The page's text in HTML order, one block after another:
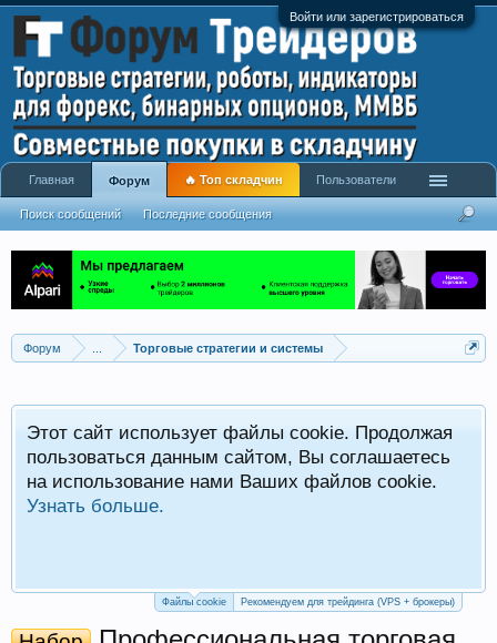
Войти или зарегистрироваться
Форум Торговые стратегии и системы
Этот сайт использует файлы cookie. Продолжая
пользоваться данным сайтом, Вы соглашаетесь
на использование нами Ваших файлов cookie.
Узнать больше.
Файлы cookie Рекомендуем для трейдинга (VPS + брокеры)
Главная Форум
Поиск сообщений Последние сообщения
🔥 Топ складчин Пользователи